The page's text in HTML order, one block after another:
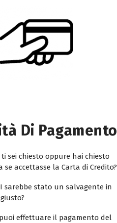
Di Pagamento
sei chiesto oppure hai chiesto
se accettasse la Carta di Credito?
sarebbe stato un salvagente in
puoi effettuare il pagamento del